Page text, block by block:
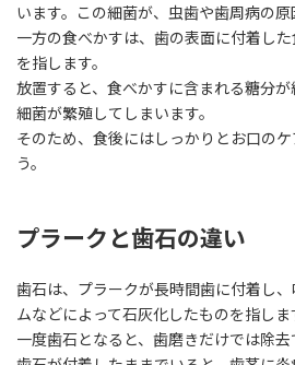
います。この細菌が、虫歯や歯周病の原
一方の食べかすは、歯の表面に付着し
を指します。
放置すると、食べかすに含まれる糖分
細菌が繁殖してしまいます。
そのため、食後にはしっかりとお口の
う。
プラークと歯石の違い
歯石は、プラークが長時間歯に付着し
ムなどによって石灰化したものを指しま
一度歯石となると、歯磨きだけでは除去